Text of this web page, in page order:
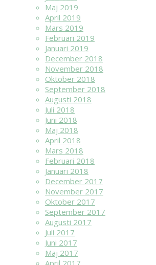
Maj 2019
April 2019
Mars 2019
Februari 2019
Januari 2019
December 2018
November 2018
Oktober 2018
September 2018
Augusti 2018
Juli 2018
Juni 2018
Maj 2018
April 2018
Mars 2018
Februari 2018
Januari 2018
December 2017
November 2017
Oktober 2017
September 2017
Augusti 2017
Juli 2017
Juni 2017
Maj 2017
April 2017